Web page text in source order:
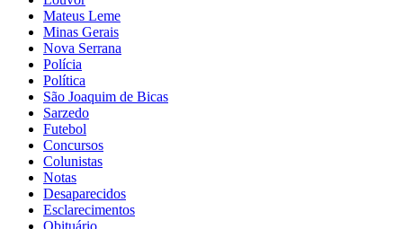
Mateus Leme
Minas Gerais
Nova Serrana
Polícia
Política
São Joaquim de Bicas
Sarzedo
Futebol
Concursos
Colunistas
Notas
Desaparecidos
Esclarecimentos
Obituário